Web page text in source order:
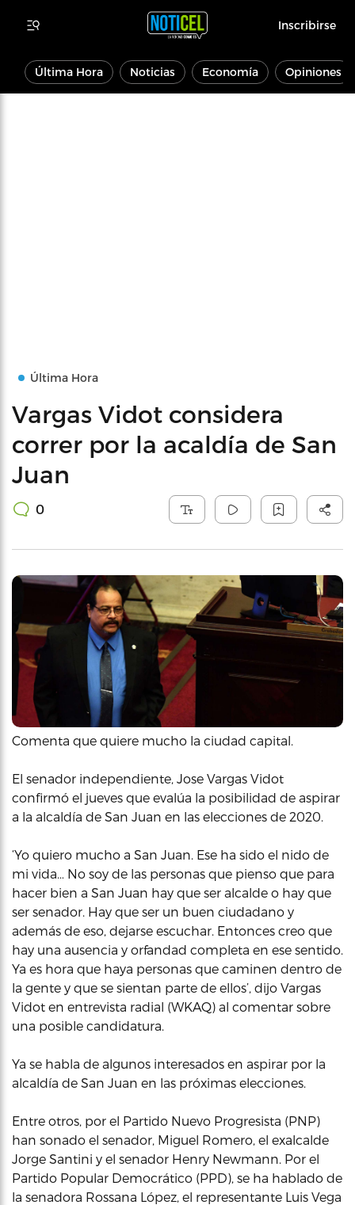
Inscribirse
Última Hora Noticias Economía Opiniones
Última Hora
Vargas Vidot considera
correr por la acaldía de San
Juan
0
Comenta que quiere mucho la ciudad capital.
El senador independiente, Jose Vargas Vidot
confirmó el jueves que evalúa la posibilidad de aspirar
a la alcaldía de San Juan en las elecciones de 2020.
‘Yo quiero mucho a San Juan. Ese ha sido el nido de
mi vida… No soy de las personas que pienso que para
hacer bien a San Juan hay que ser alcalde o hay que
ser senador. Hay que ser un buen ciudadano y
además de eso, dejarse escuchar. Entonces creo que
hay una ausencia y orfandad completa en ese sentido.
Ya es hora que haya personas que caminen dentro de
la gente y que se sientan parte de ellos’, dijo Vargas
Vidot en entrevista radial (WKAQ) al comentar sobre
una posible candidatura.
Ya se habla de algunos interesados en aspirar por la
alcaldía de San Juan en las próximas elecciones.
Entre otros, por el Partido Nuevo Progresista (PNP)
han sonado el senador, Miguel Romero, el exalcalde
Jorge Santini y el senador Henry Newmann. Por el
Partido Popular Democrático (PPD), se ha hablado de
la senadora Rossana López, el representante Luis Vega